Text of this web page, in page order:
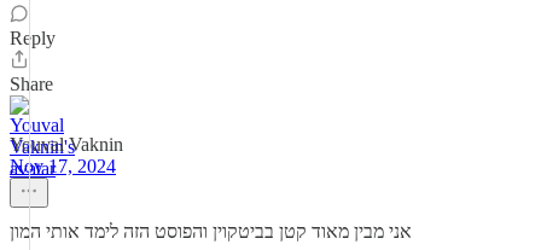
Reply
Share
Youval Vaknin
Nov 17, 2024
אני מבין מאוד קטן בביטקוין והפוסט הזה לימד אותי המון